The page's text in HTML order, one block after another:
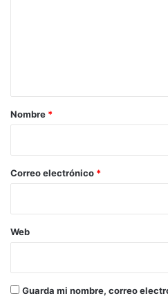
r
*
Nombre *
Correo electrónico *
Web
Guarda mi nombre, correo